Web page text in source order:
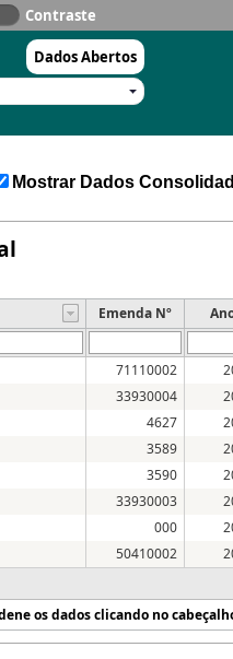
Contraste
Dados Abertos